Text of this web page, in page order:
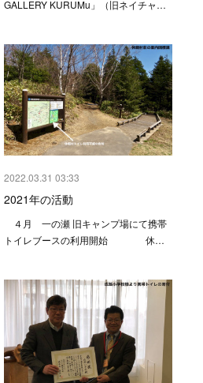
GALLERY KURUMu」（旧ネイチャ…
2022.03.31 03:33
2021年の活動
４月 一の瀬 旧キャンプ場にて携帯
トイレブースの利用開始 休…